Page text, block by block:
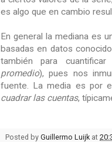
es algo que en cambio
En general la mediana es
basadas en datos
también para
promedio), pues nos
fuente. La media es por
cuadrar las cuentas,
Posted by Guillermo Luijk at